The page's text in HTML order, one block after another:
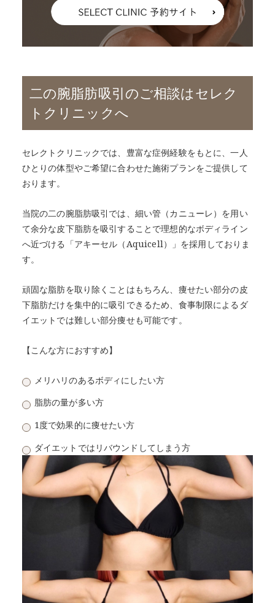
二の腕脂肪吸引のご相談はセレク
トクリニックへ
セレクトクリニックでは、豊富な症例経験をもとに、一人
ひとりの体型やご希望に合わせた施術プランをご提供して
おります。
当院の二の腕脂肪吸引では、細い管（カニューレ）を用い
て余分な皮下脂肪を吸引することで理想的なボディライン
へ近づける「アキーセル（Aquicell）」を採用しておりま
す。
頑固な脂肪を取り除くことはもちろん、痩せたい部分の皮
下脂肪だけを集中的に吸引できるため、食事制限によるダ
イエットでは難しい部分痩せも可能です。
【こんな方におすすめ】
メリハリのあるボディにしたい方
脂肪の量が多い方
1度で効果的に痩せたい方
ダイエットではリバウンドしてしまう方